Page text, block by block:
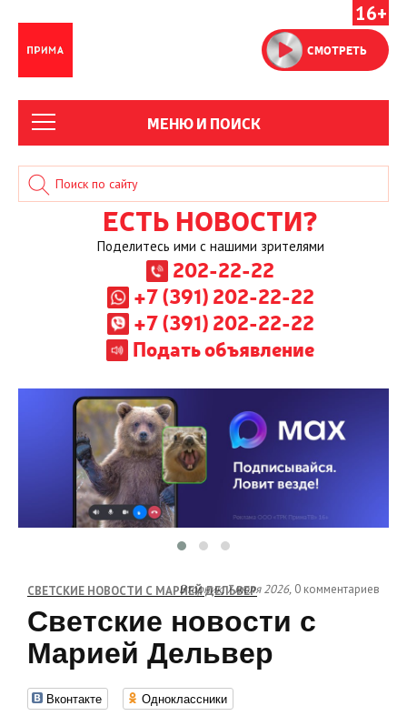
16+
СМОТРЕТЬ
МЕНЮ И ПОИСК
ЕСТЬ НОВОСТИ?
Поделитесь ими с нашими зрителями
202-22-22
+7 (391) 202-22-22
+7 (391) 202-22-22
Подать объявление
СВЕТСКИЕ НОВОСТИ С МАРИЕЙ ДЕЛЬВЕР
Вторник, 7 июля 2026, 0 комментариев
Светские новости с
Марией Дельвер
Вконтакте Одноклассники